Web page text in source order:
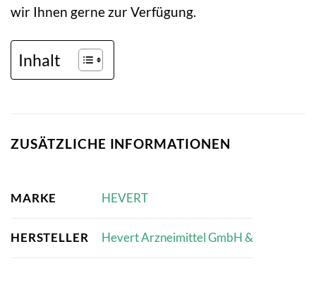
wir Ihnen gerne zur Verfügung.
Inhalt
ZUSÄTZLICHE INFORMATIONEN
MARKE HEVERT
HERSTELLER Hevert Arzneimittel GmbH &